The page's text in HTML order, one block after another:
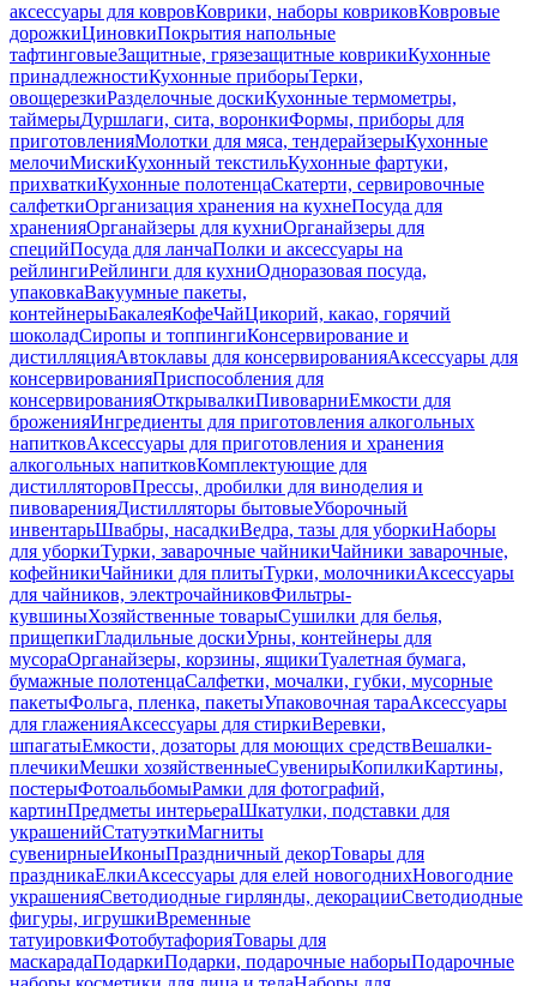
аксессуары для ковровКоврики, наборы ковриковКовровые
дорожкиЦиновкиПокрытия напольные
тафтинговыеЗащитные, грязезащитные коврикиКухонные
принадлежностиКухонные приборыТерки,
овощерезкиРазделочные доскиКухонные термометры,
таймерыДуршлаги, сита, воронкиФормы, приборы для
приготовленияМолотки для мяса, тендерайзерыКухонные
мелочиМискиКухонный текстильКухонные фартуки,
прихваткиКухонные полотенцаСкатерти, сервировочные
салфеткиОрганизация хранения на кухнеПосуда для
храненияОрганайзеры для кухниОрганайзеры для
специйПосуда для ланчаПолки и аксессуары на
рейлингиРейлинги для кухниОдноразовая посуда,
упаковкаВакуумные пакеты,
контейнерыБакалеяКофеЧайЦикорий, какао, горячий
шоколадСиропы и топпингиКонсервирование и
дистилляцияАвтоклавы для консервированияАксессуары для
консервированияПриспособления для
консервированияОткрывалкиПивоварниЕмкости для
броженияИнгредиенты для приготовления алкогольных
напитковАксессуары для приготовления и хранения
алкогольных напитковКомплектующие для
дистилляторовПрессы, дробилки для виноделия и
пивоваренияДистилляторы бытовыеУборочный
инвентарьШвабры, насадкиВедра, тазы для уборкиНаборы
для уборкиТурки, заварочные чайникиЧайники заварочные,
кофейникиЧайники для плитыТурки, молочникиАксессуары
для чайников, электрочайниковФильтры-
кувшиныХозяйственные товарыСушилки для белья,
прищепкиГладильные доскиУрны, контейнеры для
мусораОрганайзеры, корзины, ящикиТуалетная бумага,
бумажные полотенцаСалфетки, мочалки, губки, мусорные
пакетыФольга, пленка, пакетыУпаковочная тараАксессуары
для глаженияАксессуары для стиркиВеревки,
шпагатыЕмкости, дозаторы для моющих средствВешалки-
плечикиМешки хозяйственныеСувенирыКопилкиКартины,
постерыФотоальбомыРамки для фотографий,
картинПредметы интерьераШкатулки, подставки для
украшенийСтатуэткиМагниты
сувенирныеИконыПраздничный декорТовары для
праздникаЕлкиАксессуары для елей новогоднихНовогодние
украшенияСветодиодные гирлянды, декорацииСветодиодные
фигуры, игрушкиВременные
татуировкиФотобутафорияТовары для
маскарадаПодаркиПодарки, подарочные наборыПодарочные